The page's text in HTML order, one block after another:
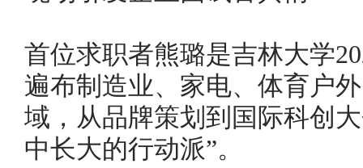
首位求职者熊璐是吉林大学
遍布制造业、家电、体育户
域，从品牌策划到国际科创
中长大的行动派”。